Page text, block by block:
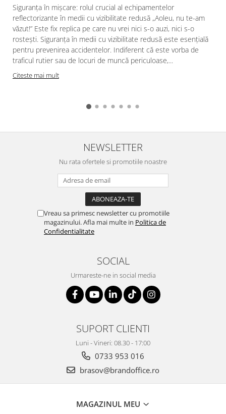
Siguranța în mișcare: rolul crucial al echipamentelor
reflectorizante în medii cu vizibilitate redusă „Aoleu, nu te-am
văzut!” Este fix replica pe care nu vrei nici s-o auzi, nici s-o
rostești. Siguranța în medii cu vizibilitate redusă este esențială
pentru prevenirea accidentelor. Indiferent că este vorba de
traficul rutier sau de locuri de muncă periculoase,...
Citeste mai mult
NEWSLETTER
Nu rata ofertele si promotiile noastre
Vreau sa primesc newsletter cu promotiile
magazinului. Afla mai multe in Politica de
Confidentialitate
SOCIAL
Urmareste-ne in social media
SUPORT CLIENTI
Luni - Vineri: 08.30 - 17:00
0733 953 016
brasov@brandoffice.ro
MAGAZINUL MEU